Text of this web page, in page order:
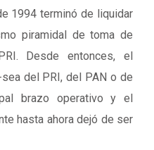
1994 terminó de liquidar
piramidal de toma de
Desde entonces, el
del PRI, del PAN o de
brazo operativo y el
hasta ahora dejó de ser